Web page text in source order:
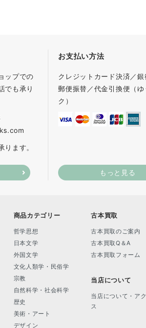
ップでの
でも承り
ります。
お支払い方法
クレジットカード決済／銀
郵便振替／代金引換便（ゆ
ク）
もっと見る
商品カテゴリー
哲学思想
日本文学
外国文学
文化人類学・民俗学
宗教
自然科学・社会科学
歴史
美術・アート
デザイン
古本買取
古本買取のご案内
古本買取Q＆A
古本買取フォーム
当店について
当店について・ア
ス